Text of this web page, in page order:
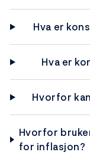
Hva er
Hva er
Hvorfor
Hvorfor
for inflasjon?